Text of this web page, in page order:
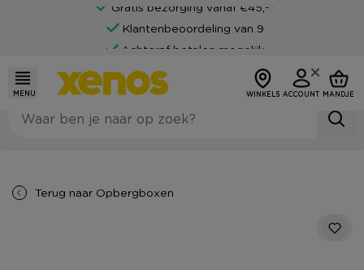
Gratis bezorging vanaf €45,-*
Klantenbeoordeling van 9
Achteraf betalen mogelijk
MENU WINKELS ACCOUNT MANDJE
Terug naar Opbergboxen